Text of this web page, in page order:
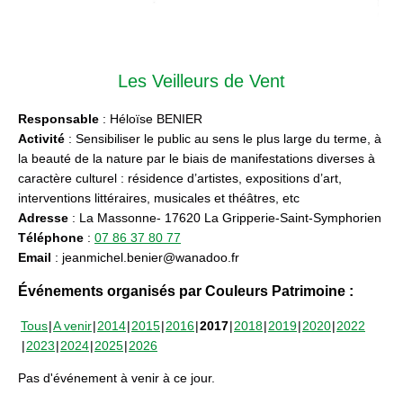
Les Veilleurs de Vent
Responsable : Héloïse BENIER
Activité : Sensibiliser le public au sens le plus large du terme, à
la beauté de la nature par le biais de manifestations diverses à
caractère culturel : résidence d’artistes, expositions d’art,
interventions littéraires, musicales et théâtres, etc
Adresse : La Massonne- 17620 La Gripperie-Saint-Symphorien
Téléphone : 07 86 37 80 77
Email : jeanmichel.benier@wanadoo.fr
Événements organisés par Couleurs Patrimoine :
Tous A venir 2014 2015 2016 2017 2018 2019 2020 2022
2023 2024 2025 2026
Pas d'événement à venir à ce jour.